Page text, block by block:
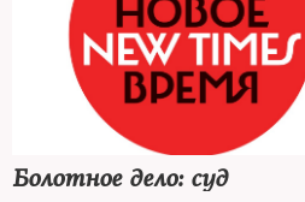
Болотное дело: суд